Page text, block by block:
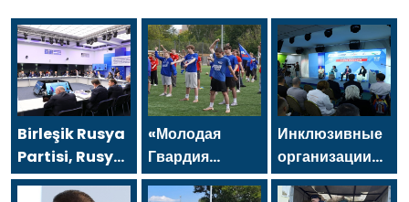
Birleşik Rusya
Partisi, Rusya
Federasyonu
«Молодая
Гвардия
Единой
Инклюзивные
организации
передали